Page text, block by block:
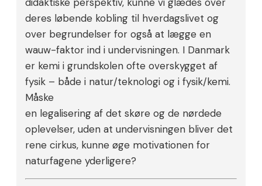
deres løbende kobling til hverdagslivet og
over begrundelser for også at lægge en
wauw-faktor ind i undervisningen. I Danmark
er kemi i grundskolen ofte overskygget af
fysik – både i natur/teknologi og i fysik/kemi.
Måske
en legalisering af det skøre og de nørdede
oplevelser, uden at undervisningen bliver det
rene cirkus, kunne øge motivationen for
naturfagene yderligere?